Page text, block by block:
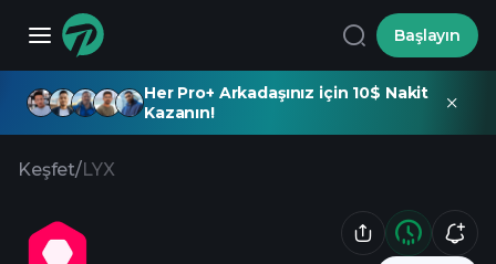
Başlayın
Her Pro+ Arkadaşınız için 10$ Nakit
Kazanın!
Keşfet/LYX